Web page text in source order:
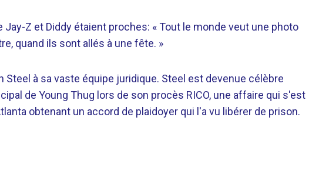
Z et Diddy étaient proches: « Tout le monde veut une photo
quand ils sont allés à une fête. »
Steel à sa vaste équipe juridique. Steel est devenue célèbre
de Young Thug lors de son procès RICO, une affaire qui s'est
obtenant un accord de plaidoyer qui l'a vu libérer de prison.